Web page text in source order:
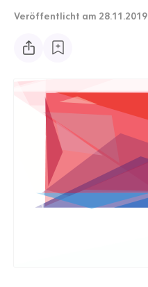
Veröffentlicht am 28.11.2019